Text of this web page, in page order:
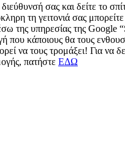
σας και δείτε το
τη γειτονιά σας
της υπηρεσίας της Google
που κάποιους θα τους
να τους τρομάξει! Για να
πατήστε ΕΔΩ